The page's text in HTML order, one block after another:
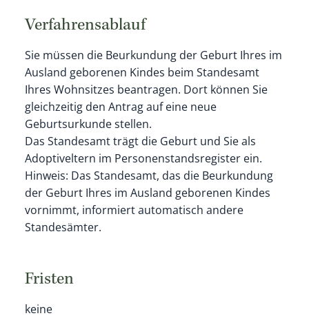
Verfahrensablauf
Sie müssen die Beurkundung der Geburt Ihres im
Ausland geborenen Kindes beim Standesamt
Ihres Wohnsitzes beantragen. Dort können Sie
gleichzeitig den Antrag auf eine neue
Geburtsurkunde stellen.
Das Standesamt trägt die Geburt und Sie als
Adoptiveltern im Personenstandsregister ein.
Hinweis: Das Standesamt, das die Beurkundung
der Geburt Ihres im Ausland geborenen Kindes
vornimmt, informiert automatisch andere
Standesämter.
Fristen
keine